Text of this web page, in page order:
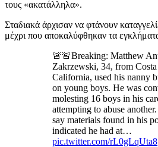
τους «ακατάλληλα».
Σταδιακά άρχισαν να φτάνουν
μέχρι που αποκαλύφθηκαν τα
🚨🚨Breaking: Matthew
Zakrzewski, 34, from Costa
California, used his nanny
on young boys. He was
molesting 16 boys in his
attempting to abuse
say materials found in his
indicated he had at…
pic.twitter.com/rL0gLqUta8